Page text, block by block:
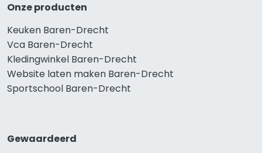
Onze producten
Keuken Baren-Drecht
Vca Baren-Drecht
Kledingwinkel Baren-Drecht
Website laten maken Baren-Drecht
Sportschool Baren-Drecht
Gewaardeerd